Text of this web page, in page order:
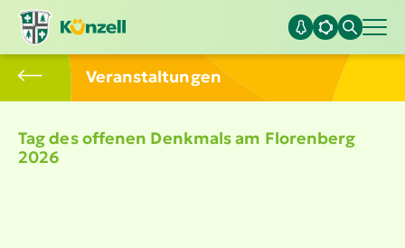
Veran­stal­tungen
Tag des offenen Denkmals am Florenberg
2026